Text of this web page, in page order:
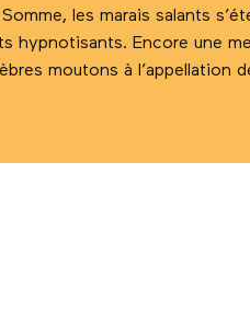
les marais salants
hypnotisants. Encore une
moutons à l’appellation